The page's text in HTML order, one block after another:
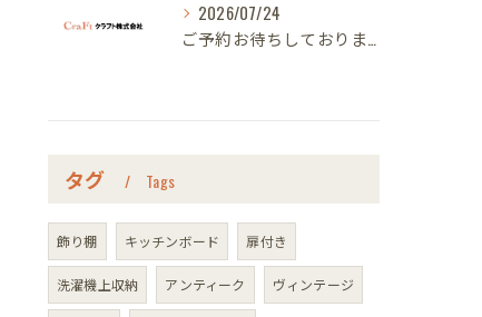
2026/07/24
ご予約お待ちしております｜名古屋のオーダー家具ならクラフト
タグ Tags
飾り棚 キッチンボード 扉付き
洗濯機上収納 アンティーク ヴィンテージ